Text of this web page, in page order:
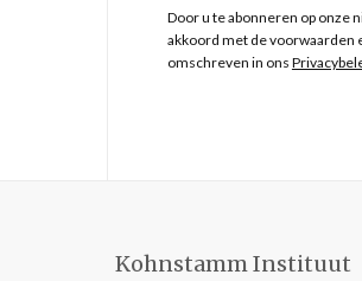
Door u te abonneren op onze
akkoord met de voorwaarden
omschreven in ons
Kohnstamm Instituut